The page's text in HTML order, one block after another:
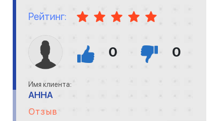
Рейтинг:
0 0
Имя клиента:
АННА
Отзыв